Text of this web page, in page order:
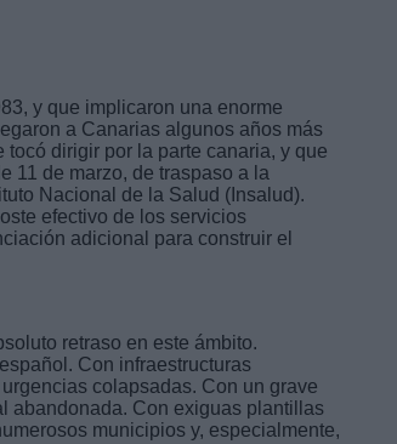
y que implicaron una enorme
a Canarias algunos años más
dirigir por la parte canaria, y que
11 de marzo, de traspaso a la
Nacional de la Salud (Insalud).
efectivo de los servicios
adicional para construir el
retraso en este ámbito.
Con infraestructuras
colapsadas. Con un grave
abandonada. Con exiguas plantillas
municipios y, especialmente,